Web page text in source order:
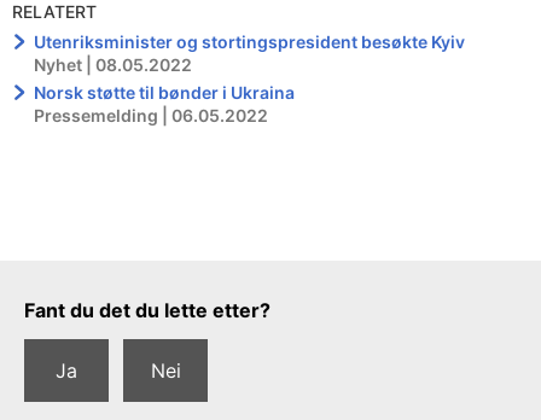
RELATERT
Utenriksminister og stortingspresident besøkte Kyiv
Nyhet | 08.05.2022
Norsk støtte til bønder i Ukraina
Pressemelding | 06.05.2022
Tilbakemeldingsskjema
Fant du det du lette etter?
Ja Nei